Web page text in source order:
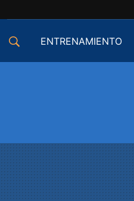
ENTRENAMIENTO